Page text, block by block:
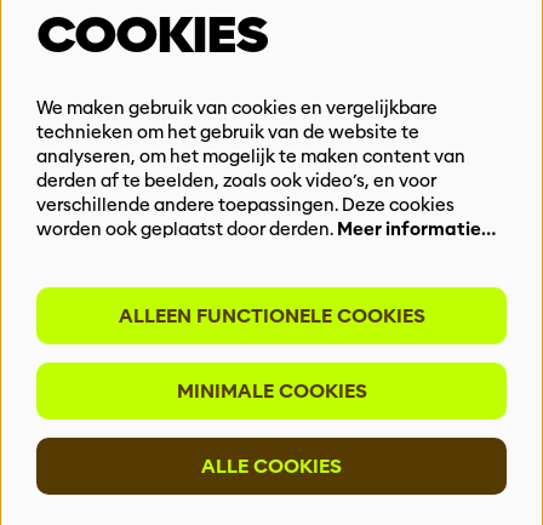
Vacatures
Events & Partnerships
Privacy
BLIJF OP DE HOOGTE
Meld je aan voor onze nieuwsbrief
INSCHRIJVEN
COOKIES
We maken gebruik van cookies en vergelijkbare
technieken om het gebruik van de website te
analyseren, om het mogelijk te maken content van
derden af te beelden, zoals ook video’s, en voor
verschillende andere toepassingen. Deze cookies
worden ook geplaatst door derden. Meer informatie…
ALLEEN FUNCTIONELE COOKIES
MINIMALE COOKIES
ALLE COOKIES